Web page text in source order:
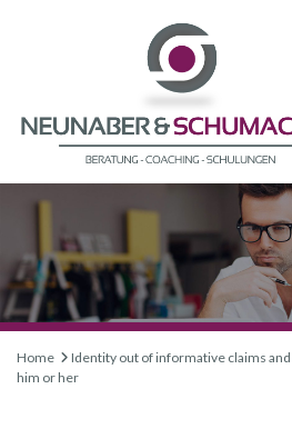
Home
Identity out of informative claims
him or her